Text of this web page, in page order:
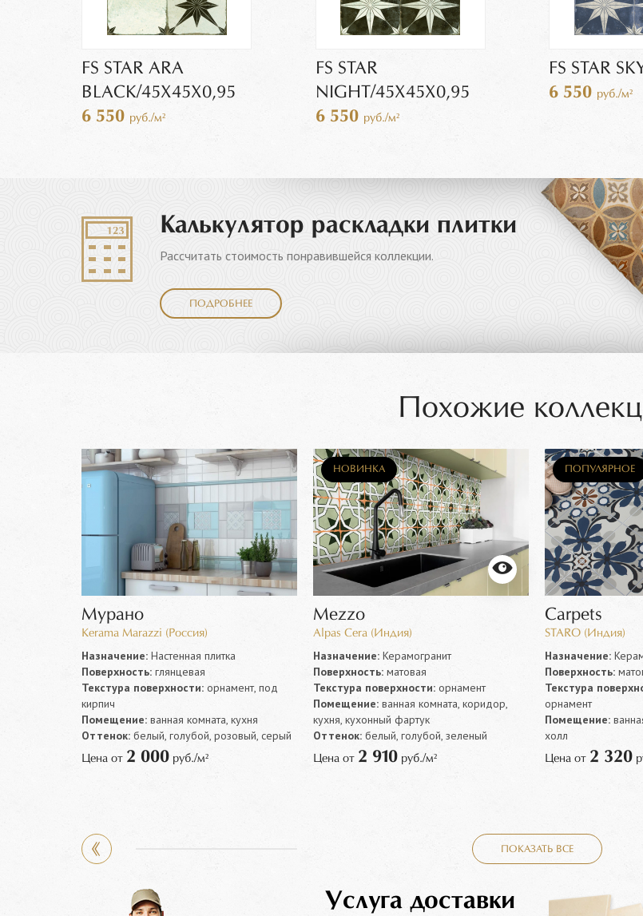
FS STAR ARA
BLACK/45X45X0,95
6 550 руб./м²
FS STAR
NIGHT/45X45X0,95
6 550 руб./м²
FS STAR
6 550 руб./м²
Калькулятор раскладки плитки
Рассчитать стоимость понравившейся коллекции.
ПОДРОБНЕЕ
Похожие
Мурано
Kerama Marazzi (Россия)
Назначение: Настенная плитка
Поверхность: глянцевая
Текстура поверхности: орнамент, под
кирпич
Помещение: ванная комната, кухня
Оттенок: белый, голубой, розовый, серый
Цена от 2 000 руб./м²
НОВИНКА
Mezzo
Alpas Cera (Индия)
Назначение: Керамогранит
Поверхность: матовая
Текстура поверхности: орнамент
Помещение: ванная комната, коридор,
кухня, кухонный фартук
Оттенок: белый, голубой, зеленый
Цена от 2 910 руб./м²
ПОПУЛЯРНОЕ
Carpets
STARO (Индия)
Назначение:
Поверхность:
Текстура
орнамент
Помещение:
холл
Цена от 2 320
ПОКАЗАТЬ ВСЕ
Услуга доставки